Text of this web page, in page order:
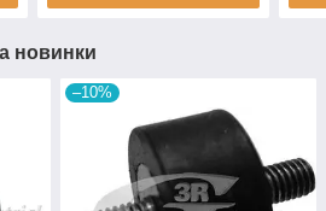
новинки
–10%